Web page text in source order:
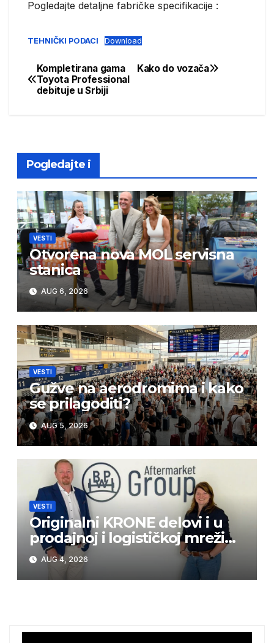
Pogledajte detaljne fabričke specifikacije :
TEHNIČKI PODACI Download
Post
navigation
Kako do vozača
Kompletirana gama
Toyota Professional
debituje u Srbiji
Pogledajte i
VESTI
Otvorena nova MOL servisna
stanica
AUG 6, 2026
VESTI
Gužve na aerodromima i kako
se prilagoditi?
AUG 5, 2026
VESTI
Originalni KRONE delovi i u
prodajnoj i logističkoj mreži
BPW Aftermarket grupe
AUG 4, 2026